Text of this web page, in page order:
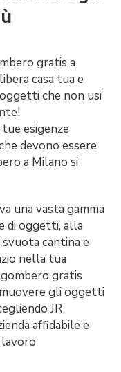
gratis a
casa tua e
che non usi
esigenze
devono essere
a Milano si
una vasta gamma
di oggetti, alla
cantina e
nella tua
gratis
gli oggetti
JR
affidabile e